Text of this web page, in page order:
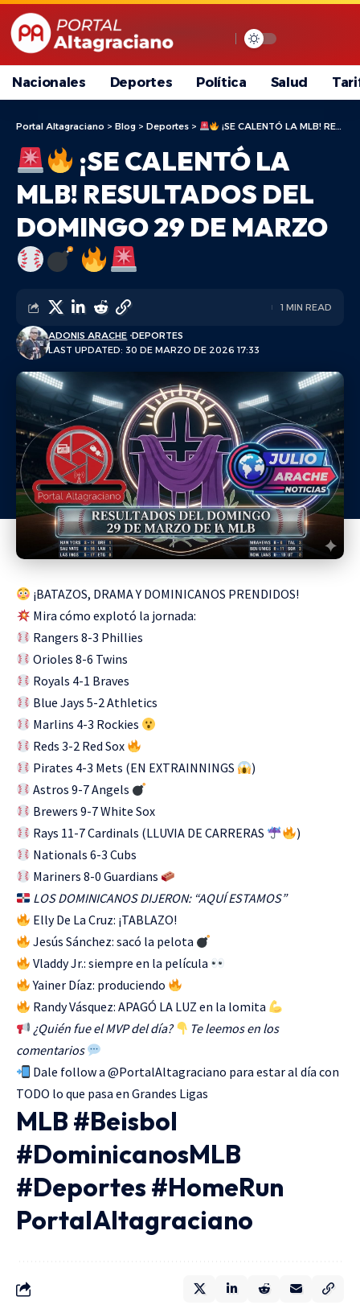
Nacionales Deportes Política Salud
Portal Altagraciano > Blog > Deportes > ¡SE CALENTÓ LA MLB! RESULTADOS DEL DOMINGO 29 DE MARZO
¡SE CALENTÓ LA
MLB! RESULTADOS DEL
DOMINGO 29 DE MARZO
LAST UPDATED: 30 DE MARZO DE 2026 17:33
ADONIS ARACHE DEPORTES
1 MIN READ
¡BATAZOS, DRAMA Y DOMINICANOS PRENDIDOS!
Mira cómo explotó la jornada:
Rangers 8-3 Phillies
Orioles 8-6 Twins
Royals 4-1 Braves
Blue Jays 5-2 Athletics
Marlins 4-3 Rockies
Reds 3-2 Red Sox
Pirates 4-3 Mets (EN EXTRAINNINGS
)
Astros 9-7 Angels
Brewers 9-7 White Sox
Rays 11-7 Cardinals (LLUVIA DE CARRERAS
)
Nationals 6-3 Cubs
Mariners 8-0 Guardians
LOS DOMINICANOS DIJERON: “AQUÍ ESTAMOS”
Elly De La Cruz: ¡TABLAZO!
Jesús Sánchez: sacó la pelota
Vladdy Jr.: siempre en la película
Yainer Díaz: produciendo
Randy Vásquez: APAGÓ LA LUZ en la lomita
¿Quién fue el MVP del día?
Te leemos en los
comentarios
Dale follow a @PortalAltagraciano para estar al día con
TODO lo que pasa en Grandes Ligas
MLB #Beisbol
#DominicanosMLB
#Deportes #HomeRun
PortalAltagraciano